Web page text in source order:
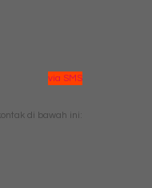
via SMS
di bawah ini: